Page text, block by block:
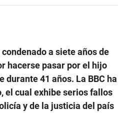
a siete años de
hacerse pasar por el hijo
41 años. La BBC ha
el cual exhibe serios fallos
y de la justicia del país